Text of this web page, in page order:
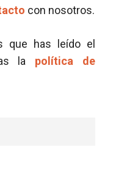
con nosotros.
que has leído el
la política de